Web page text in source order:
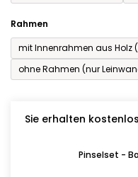
Rahmen
mit Innenrahmen aus Holz
ohne Rahmen (nur
Sie erhalten kostenlos
Pinselset -